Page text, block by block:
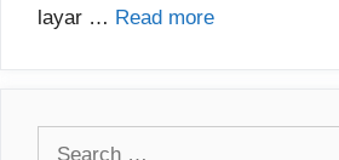
layar … Read more